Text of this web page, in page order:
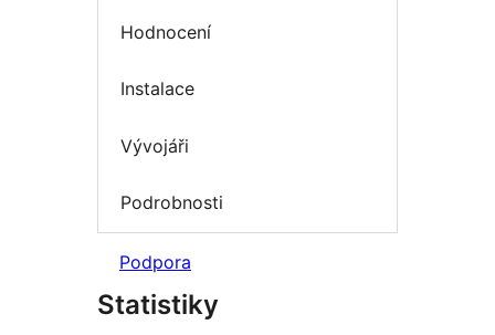
Hodnocení
Instalace
Vývojáři
Podrobnosti
Podpora
Statistiky